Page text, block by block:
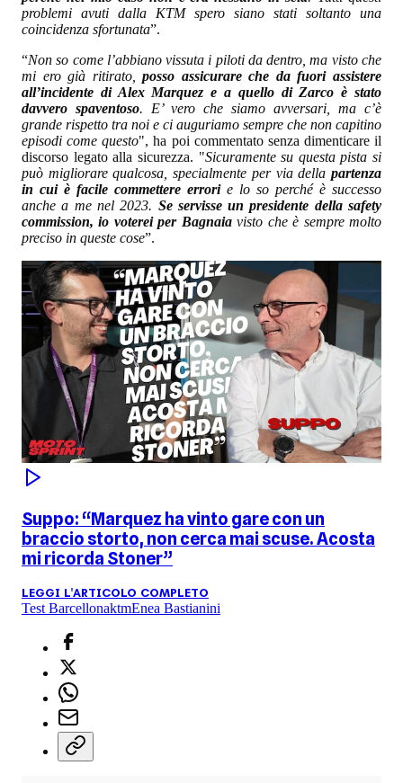
problemi avuti dalla KTM spero siano stati soltanto una
coincidenza sfortunata”.
“Non so come l’abbiano vissuta i piloti da dentro, ma visto che
mi ero già ritirato,posso assicurare che da fuori assistere
all’incidente di Alex Marquez e a quello di Zarco è stato
davvero spaventoso. E’ vero che siamo avversari, ma c’è
grande rispetto tra noi e ci auguriamo sempre che non capitino
episodi come questo", ha poi commentato senza dimenticare il
discorso legato alla sicurezza. "Sicuramente su questa pista si
può migliorare qualcosa, specialmente per via della partenza
in cui è facile commettere errori e lo so perché è successo
anche a me nel 2023. Se servisse un presidente della safety
commission, io voterei per Bagnaiavisto che è sempre molto
preciso in queste cose”.
Suppo: “Marquez ha vinto gare con un
braccio storto, non cerca mai scuse. Acosta
mi ricorda Stoner”
LEGGI L'ARTICOLO COMPLETO
Test BarcellonaktmEnea Bastianini